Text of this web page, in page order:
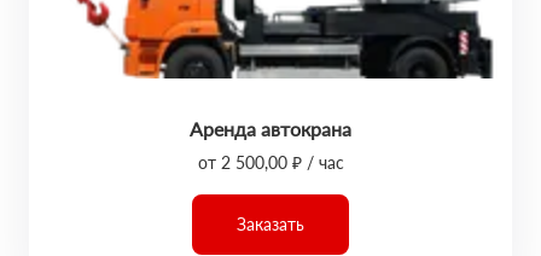
Аренда автокрана
от 2 500,00 ₽ / час
Заказать